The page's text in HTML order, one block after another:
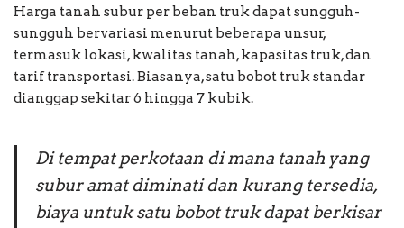
Harga tanah subur per beban truk dapat sungguh-
sungguh bervariasi menurut beberapa unsur,
termasuk lokasi, kwalitas tanah, kapasitas truk, dan
tarif transportasi. Biasanya, satu bobot truk standar
dianggap sekitar 6 hingga 7 kubik.
Di tempat perkotaan di mana tanah yang
subur amat diminati dan kurang tersedia,
biaya untuk satu bobot truk dapat berkisar